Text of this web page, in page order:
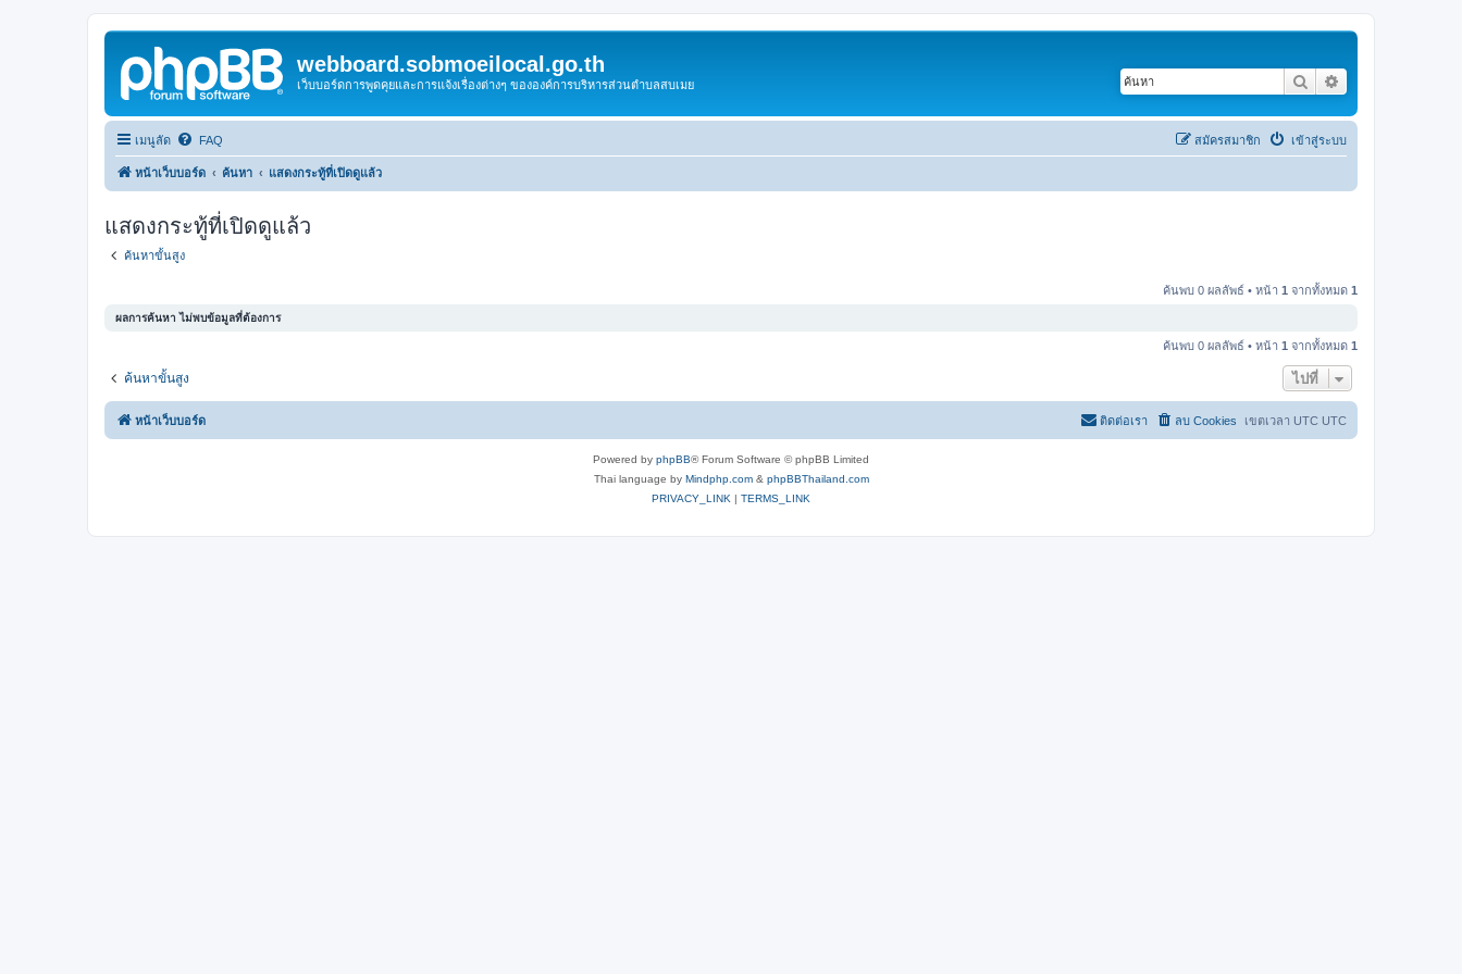
webboard.sobmoeilocal.go.th
เว็บบอร์ดการพูดคุยและการแจ้งเรื่องต่างๆ ขององค์การบริหารส่วนตำบลสบเมย ค้นหา
เมนูลัด FAQ เข้าสู่ระบบ
สมัครสมาชิก
หน้าเว็บบอร์ด ค้นหา แสดงกระทู้ที่เปิดดูแล้ว
แสดงกระทู้ที่เปิดดูแล้ว
ค้นหาขั้นสูง
ค้นพบ 0 ผลลัพธ์ • หน้า 1 จากทั้งหมด 1
ผลการค้นหา ไม่พบข้อมูลที่ต้องการ
ค้นพบ 0 ผลลัพธ์ • หน้า 1 จากทั้งหมด 1
ค้นหาขั้นสูง ไปที่
หน้าเว็บบอร์ด เขตเวลา UTC UTC
ลบ Cookies
ติดต่อเรา
Powered by phpBB® Forum Software © phpBB Limited
Thai language by Mindphp.com& phpBBThailand.com
PRIVACY_LINK | TERMS_LINK